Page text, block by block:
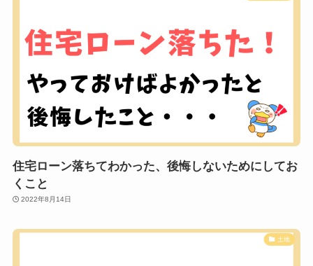
住宅ローン落ちてわかった、後悔しないためにしてお
くこと
2022年8月14日
土地